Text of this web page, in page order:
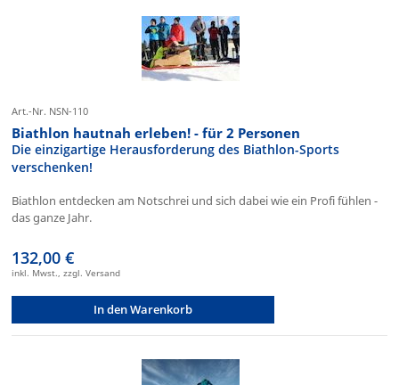
Art.-Nr. NSN-110
Biathlon hautnah erleben! - für 2 Personen
Die einzigartige Herausforderung des Biathlon-Sports
verschenken!
Biathlon entdecken am Notschrei und sich dabei wie ein Profi fühlen -
das ganze Jahr.
132,00 €
inkl. Mwst., zzgl. Versand
In den Warenkorb